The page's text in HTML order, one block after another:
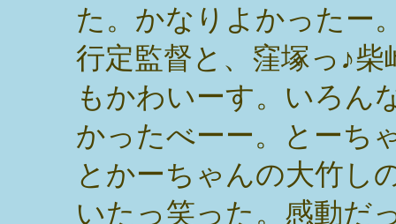
た。かなりよかったー
行定監督と、窪塚っ♪
もかわいーす。いろん
かったべーー。とーち
とかーちゃんの大竹し
いたっ笑った。感動だ